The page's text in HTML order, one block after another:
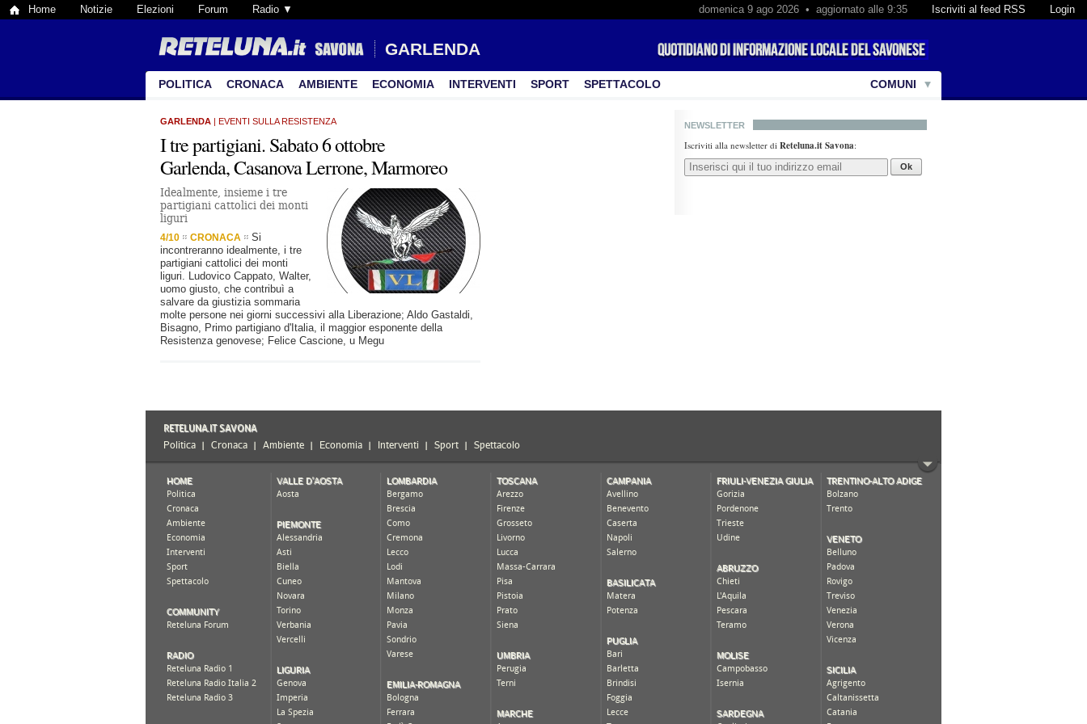
Home Notizie Elezioni Forum Radio ▼ Login
Iscriviti al feed RSS
domenica 9 ago 2026 • aggiornato alle 9:35
GARLENDA
POLITICA CRONACA AMBIENTE ECONOMIA INTERVENTI SPORT SPETTACOLO COMUNI
NEWSLETTER
Iscriviti alla newsletter di Reteluna.it Savona:
Ok
GARLENDA | EVENTI SULLA RESISTENZA
I tre partigiani. Sabato 6 ottobre
Garlenda, Casanova Lerrone, Marmoreo
Idealmente, insieme i tre
partigiani cattolici dei monti
liguri
4/10 CRONACA
Si
incontreranno idealmente, i tre
partigiani cattolici dei monti
liguri. Ludovico Cappato, Walter,
uomo giusto, che contribuì a
salvare da giustizia sommaria
molte persone nei giorni successivi alla Liberazione; Aldo Gastaldi,
Bisagno, Primo partigiano d'Italia, il maggior esponente della
Resistenza genovese; Felice Cascione, u Megu